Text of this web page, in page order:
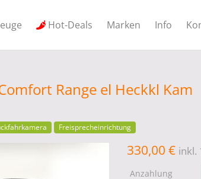
Hot-Deals Marken Info
Range el Heckkl Kam
Freisprecheinrichtung
330,00 € inkl.
Anzahlung